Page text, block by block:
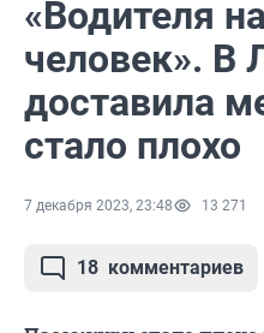
«Водителя
человек». В
доставила
стало плохо
7 декабря 2023, 23:48 13 271
18 комментариев